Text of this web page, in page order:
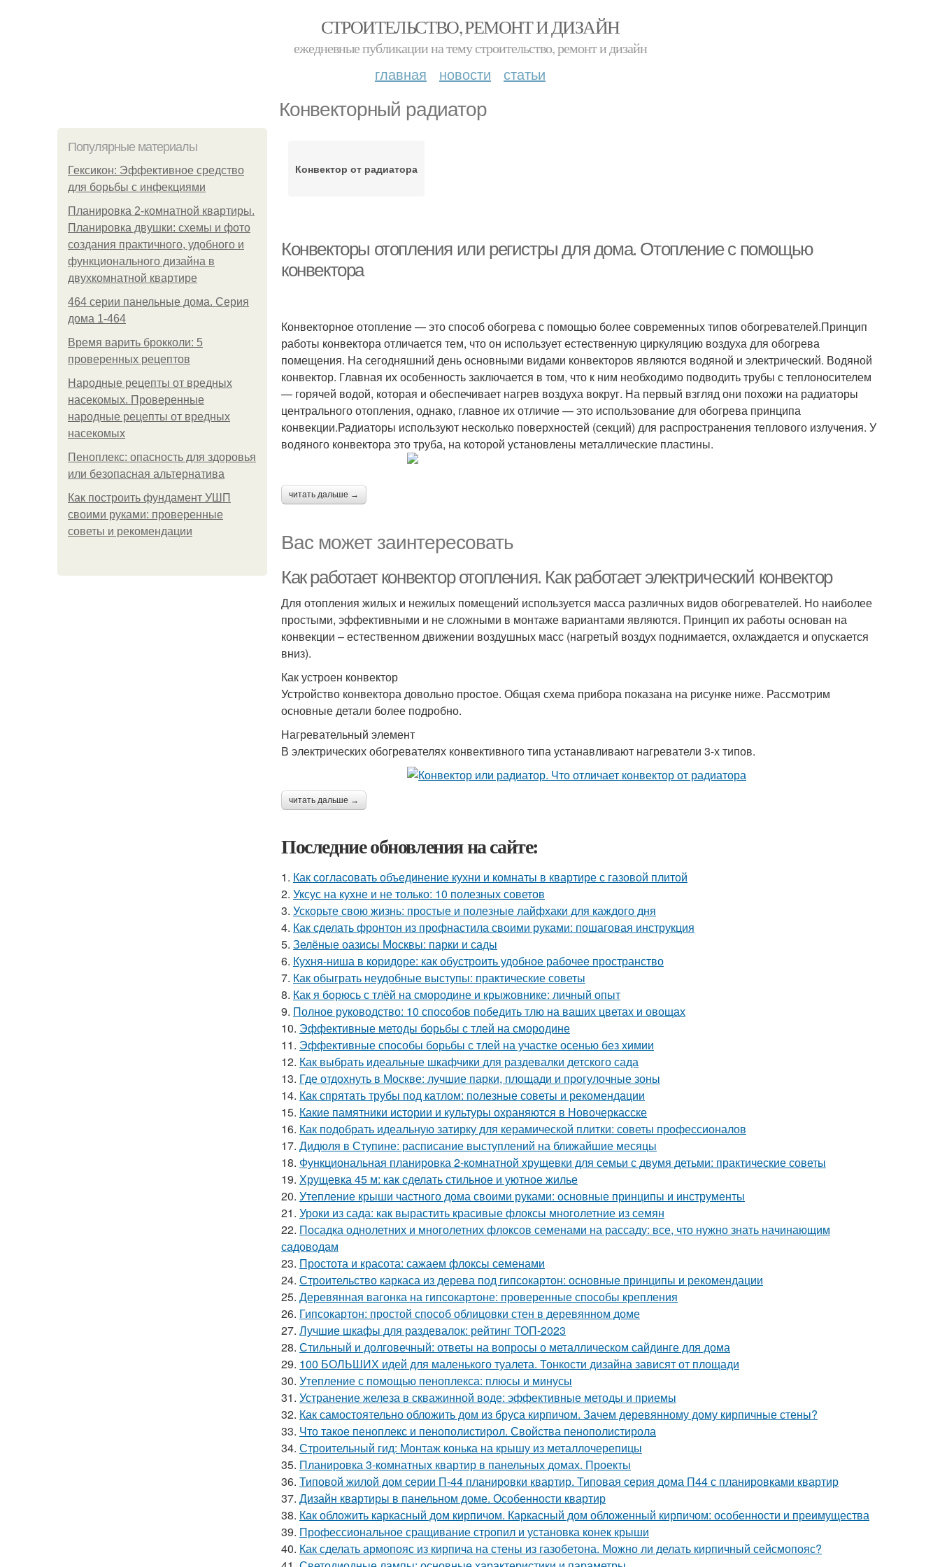
СТРОИТЕЛЬСТВО, РЕМОНТ И ДИЗАЙН
ежедневные публикации на тему строительство, ремонт и дизайн
главная новости статьи
Конвекторный радиатор
Популярные материалы
Гексикон: Эффективное средство
для борьбы с инфекциями
Планировка 2-комнатной квартиры.
Планировка двушки: схемы и фото
создания практичного, удобного и
функционального дизайна в
двухкомнатной квартире
464 серии панельные дома. Серия
дома 1-464
Время варить брокколи: 5
проверенных рецептов
Народные рецепты от вредных
насекомых. Проверенные
народные рецепты от вредных
насекомых
Пеноплекс: опасность для здоровья
или безопасная альтернатива
Как построить фундамент УШП
своими руками: проверенные
советы и рекомендации
Конвектор от радиатора
Конвекторы отопления или регистры для дома. Отопление с помощью
конвектора
Конвекторное отопление — это способ обогрева с помощью более современных типов обогревателей.Принцип
работы конвектора отличается тем, что он использует естественную циркуляцию воздуха для обогрева
помещения. На сегодняшний день основными видами конвекторов являются водяной и электрический. Водяной
конвектор. Главная их особенность заключается в том, что к ним необходимо подводить трубы с теплоносителем
— горячей водой, которая и обеспечивает нагрев воздуха вокруг. На первый взгляд они похожи на радиаторы
центрального отопления, однако, главное их отличие — это использование для обогрева принципа
конвекции.Радиаторы используют несколько поверхностей (секций) для распространения теплового излучения. У
водяного конвектора это труба, на которой установлены металлические пластины.
читать дальше →
Вас может заинтересовать
Как работает конвектор отопления. Как работает электрический конвектор
Для отопления жилых и нежилых помещений используется масса различных видов обогревателей. Но наиболее
простыми, эффективными и не сложными в монтаже вариантами являются. Принцип их работы основан на
конвекции – естественном движении воздушных масс (нагретый воздух поднимается, охлаждается и опускается
вниз).
Как устроен конвектор
Устройство конвектора довольно простое. Общая схема прибора показана на рисунке ниже. Рассмотрим
основные детали более подробно.
Нагревательный элемент
В электрических обогревателях конвективного типа устанавливают нагреватели 3-х типов.
читать дальше →
Последние обновления на сайте:
1. Как согласовать объединение кухни и комнаты в квартире с газовой плитой
2. Уксус на кухне и не только: 10 полезных советов
3. Ускорьте свою жизнь: простые и полезные лайфхаки для каждого дня
4. Как сделать фронтон из профнастила своими руками: пошаговая инструкция
5. Зелёные оазисы Москвы: парки и сады
6. Кухня-ниша в коридоре: как обустроить удобное рабочее пространство
7. Как обыграть неудобные выступы: практические советы
8. Как я борюсь с тлёй на смородине и крыжовнике: личный опыт
9. Полное руководство: 10 способов победить тлю на ваших цветах и овощах
10. Эффективные методы борьбы с тлей на смородине
11. Эффективные способы борьбы с тлей на участке осенью без химии
12. Как выбрать идеальные шкафчики для раздевалки детского сада
13. Где отдохнуть в Москве: лучшие парки, площади и прогулочные зоны
14. Как спрятать трубы под катлом: полезные советы и рекомендации
15. Какие памятники истории и культуры охраняются в Новочеркасске
16. Как подобрать идеальную затирку для керамической плитки: советы профессионалов
17. Дидюля в Ступине: расписание выступлений на ближайшие месяцы
18. Функциональная планировка 2-комнатной хрущевки для семьи с двумя детьми: практические советы
19. Хрущевка 45 м: как сделать стильное и уютное жилье
20. Утепление крыши частного дома своими руками: основные принципы и инструменты
21. Уроки из сада: как вырастить красивые флоксы многолетние из семян
22. Посадка однолетних и многолетних флоксов семенами на рассаду: все, что нужно знать начинающим
садоводам
23. Простота и красота: сажаем флоксы семенами
24. Строительство каркаса из дерева под гипсокартон: основные принципы и рекомендации
25. Деревянная вагонка на гипсокартоне: проверенные способы крепления
26. Гипсокартон: простой способ облицовки стен в деревянном доме
27. Лучшие шкафы для раздевалок: рейтинг ТОП-2023
28. Стильный и долговечный: ответы на вопросы о металлическом сайдинге для дома
29. 100 БОЛЬШИХ идей для маленького туалета. Тонкости дизайна зависят от площади
30. Утепление с помощью пеноплекса: плюсы и минусы
31. Устранение железа в скважинной воде: эффективные методы и приемы
32. Как самостоятельно обложить дом из бруса кирпичом. Зачем деревянному дому кирпичные стены?
33. Что такое пеноплекс и пенополистирол. Свойства пенополистирола
34. Строительный гид: Монтаж конька на крышу из металлочерепицы
35. Планировка 3-комнатных квартир в панельных домах. Проекты
36. Типовой жилой дом серии П-44 планировки квартир. Типовая серия дома П44 с планировками квартир
37. Дизайн квартиры в панельном доме. Особенности квартир
38. Как обложить каркасный дом кирпичом. Каркасный дом обложенный кирпичом: особенности и преимущества
39. Профессиональное сращивание стропил и установка конек крыши
40. Как сделать армопояс из кирпича на стены из газобетона. Можно ли делать кирпичный сейсмопояс?